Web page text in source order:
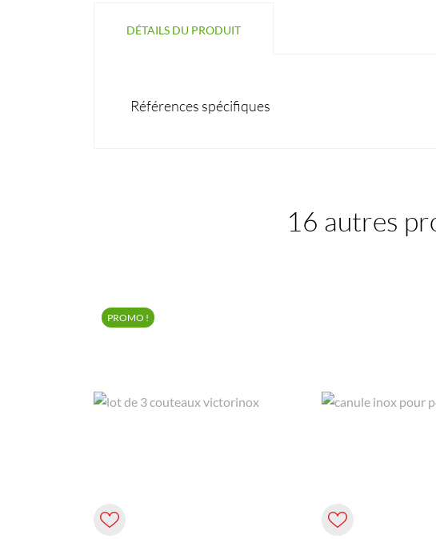
DÉTAILS DU PRODUIT
Références spécifiques
16 autres
PROMO !